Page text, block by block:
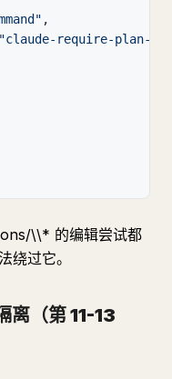
,
"claude-require-plan-
\\* 的编辑尝试都
绕过它。
离（第 11-13